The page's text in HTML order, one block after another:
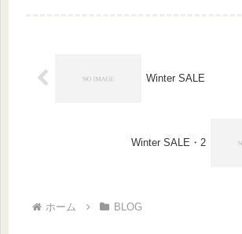
Winter SALE
Winter SALE・2
ホーム BLOG